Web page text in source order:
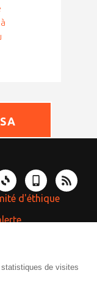
de visites
d'éthique